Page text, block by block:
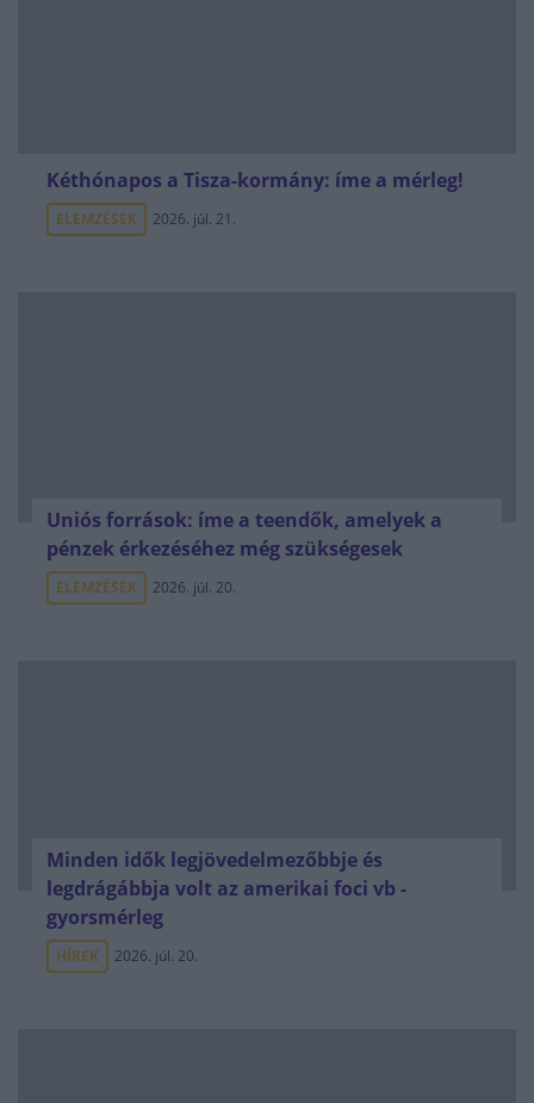
Kéthónapos a Tisza-kormány: íme a mérleg!
ELEMZÉSEK 2026. júl. 21.
Uniós források: íme a teendők, amelyek a
pénzek érkezéséhez még szükségesek
ELEMZÉSEK 2026. júl. 20.
Minden idők legjövedelmezőbbje és
legdrágábbja volt az amerikai foci vb -
gyorsmérleg
HÍREK 2026. júl. 20.